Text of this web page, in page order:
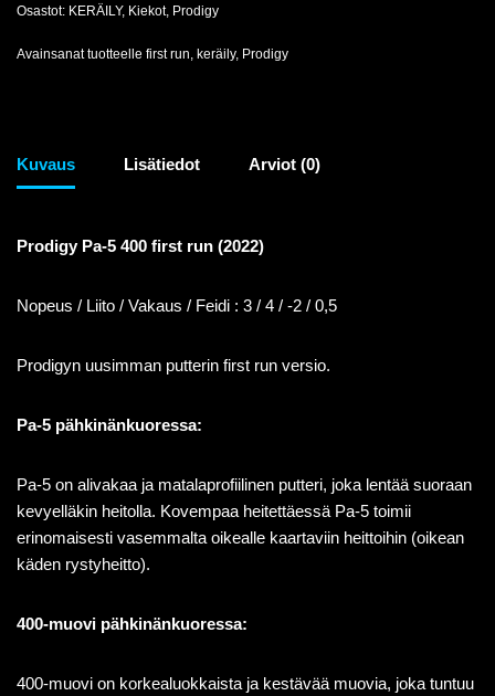
Osastot: KERÄILY, Kiekot, Prodigy
Avainsanat tuotteelle first run, keräily, Prodigy
Kuvaus Lisätiedot Arviot (0)
Prodigy Pa-5 400 first run (2022)
Nopeus / Liito / Vakaus / Feidi : 3 / 4 / -2 / 0,5
Prodigyn uusimman putterin first run versio.
Pa-5 pähkinänkuoressa:
Pa-5 on alivakaa ja matalaprofiilinen putteri, joka lentää suoraan
kevyelläkin heitolla. Kovempaa heitettäessä Pa-5 toimii
erinomaisesti vasemmalta oikealle kaartaviin heittoihin (oikean
käden rystyheitto).
400-muovi pähkinänkuoressa:
400-muovi on korkealuokkaista ja kestävää muovia, joka tuntuu